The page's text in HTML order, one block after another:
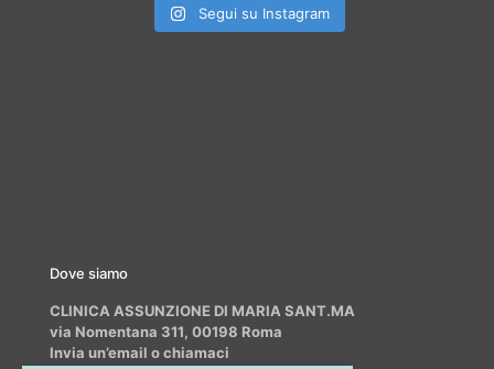
Segui su Instagram
Dove siamo
CLINICA ASSUNZIONE DI MARIA SANT.MA
via Nomentana 311, 00198 Roma
Invia un’email o chiamaci